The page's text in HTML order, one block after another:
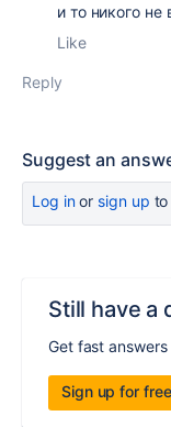
и то никого не
Like
Reply
Suggest an
Log inor sign up to
Still have a
Get fast
Sign up for free